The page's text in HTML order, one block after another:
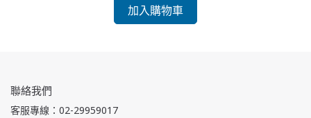
加入購物車
聯絡我們
客服專線：02-29959017